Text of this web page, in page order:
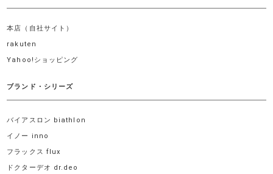
本店（自社サイト）
rakuten
Yahoo!ショッピング
ブランド・シリーズ
バイアスロン biathlon
イノー inno
フラックス flux
ドクターデオ dr.deo